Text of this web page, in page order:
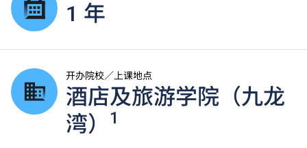
1 年
开办院校／上课地点
酒店及旅游学院（九龙
湾）
1